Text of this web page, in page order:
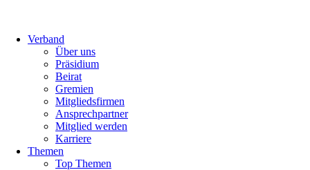
Verband
Über uns
Präsidium
Beirat
Gremien
Mitgliedsfirmen
Ansprechpartner
Mitglied werden
Karriere
Themen
Top Themen